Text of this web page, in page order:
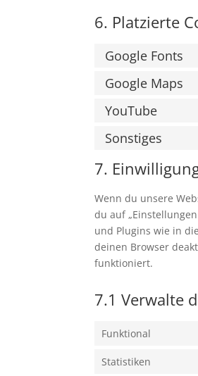
6. Platzierte
Google Fonts
Google Maps
YouTube
Sonstiges
7.
Wenn du unsere
du auf
und Plugins wie in
deinen Browser
funktioniert.
7.1 Verwalte
Funktional
Statistiken